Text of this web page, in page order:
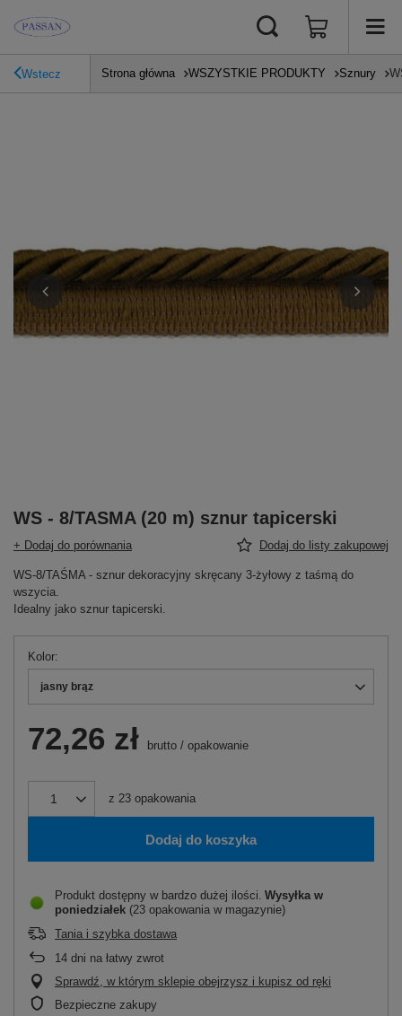
Wstecz Strona główna WSZYSTKIE PRODUKTY Sznury
WS - 8/TASMA (20 m) sznur tapicerski
+ Dodaj do porównania Dodaj do listy zakupowej
WS-8/TAŚMA - sznur dekoracyjny skręcany 3-żyłowy z taśmą do
wszycia.
Idealny jako sznur tapicerski.
Kolor
jasny brąz
72,26 zł brutto / opakowanie
z 23 opakowania
Dodaj do koszyka
Produkt dostępny w bardzo dużej ilości Wysyłka w
poniedziałek (23 opakowania w magazynie)
Tania i szybka dostawa
14 dni na łatwy zwrot
Sprawdź, w którym sklepie obejrzysz i kupisz od ręki
Bezpieczne zakupy